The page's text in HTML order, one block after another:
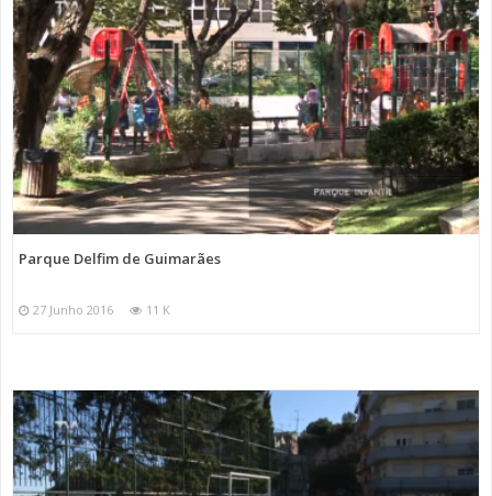
Parque Delfim de Guimarães
27 Junho 2016 11 K